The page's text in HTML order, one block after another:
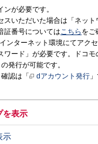
が必要です。
スいただいた場合は「ネッ
証番号についてはこちら をご
ンターネット環境にてアク
ワード」が必要です。ドコ
発行が可能です。
認は「
dアカウント発行
を表示
示